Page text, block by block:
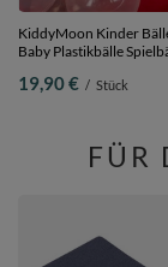
KiddyMoon Kinder
Baby Plastikbälle
transparent/gelb/
19,90 € / Stück
FÜR